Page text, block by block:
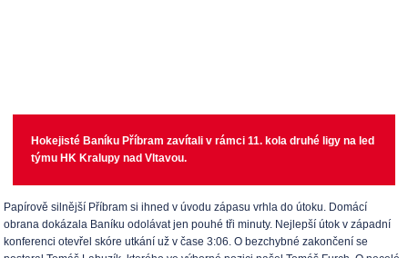
Hokejisté Baníku Příbram zavítali v rámci 11. kola druhé ligy na led
týmu HK Kralupy nad Vltavou.
Papírově silnější Příbram si ihned v úvodu zápasu vrhla do útoku. Domácí
obrana dokázala Baníku odolávat jen pouhé tři minuty. Nejlepší útok v západní
konferenci otevřel skóre utkání už v čase 3:06. O bezchybné zakončení se